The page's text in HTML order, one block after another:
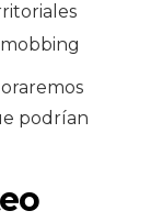
podrían